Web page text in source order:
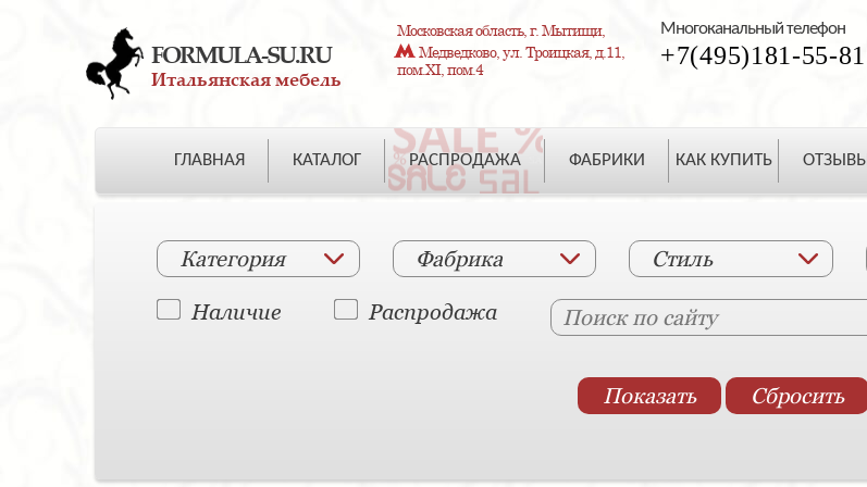
FORMULA-SU.RU
Итальянская мебель
Московская область, г. Мытищи,
Медведково, ул. Троицкая, д.11,
пом.XI, пом.4
Многоканальный телефон
+7(495)181-55-81
ГЛАВНАЯ КАТАЛОГ РАСПРОДАЖА ФАБРИКИ КАК КУПИТЬ ОТЗЫВЫ
Категория Фабрика Стиль
Наличие Распродажа